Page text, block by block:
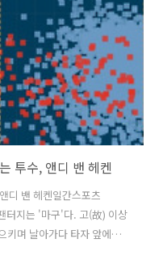
석, 한경기는 랜덤에 좌우되
수렴하게 된다는 전제에 바
투수, 앤디 밴 헤켄
디 밴 헤켄일간스포츠
터지는 '마구'다. 고(故) 이상
키며 날아가다 타자 앞에서
가는 공이다. 하지만 현실